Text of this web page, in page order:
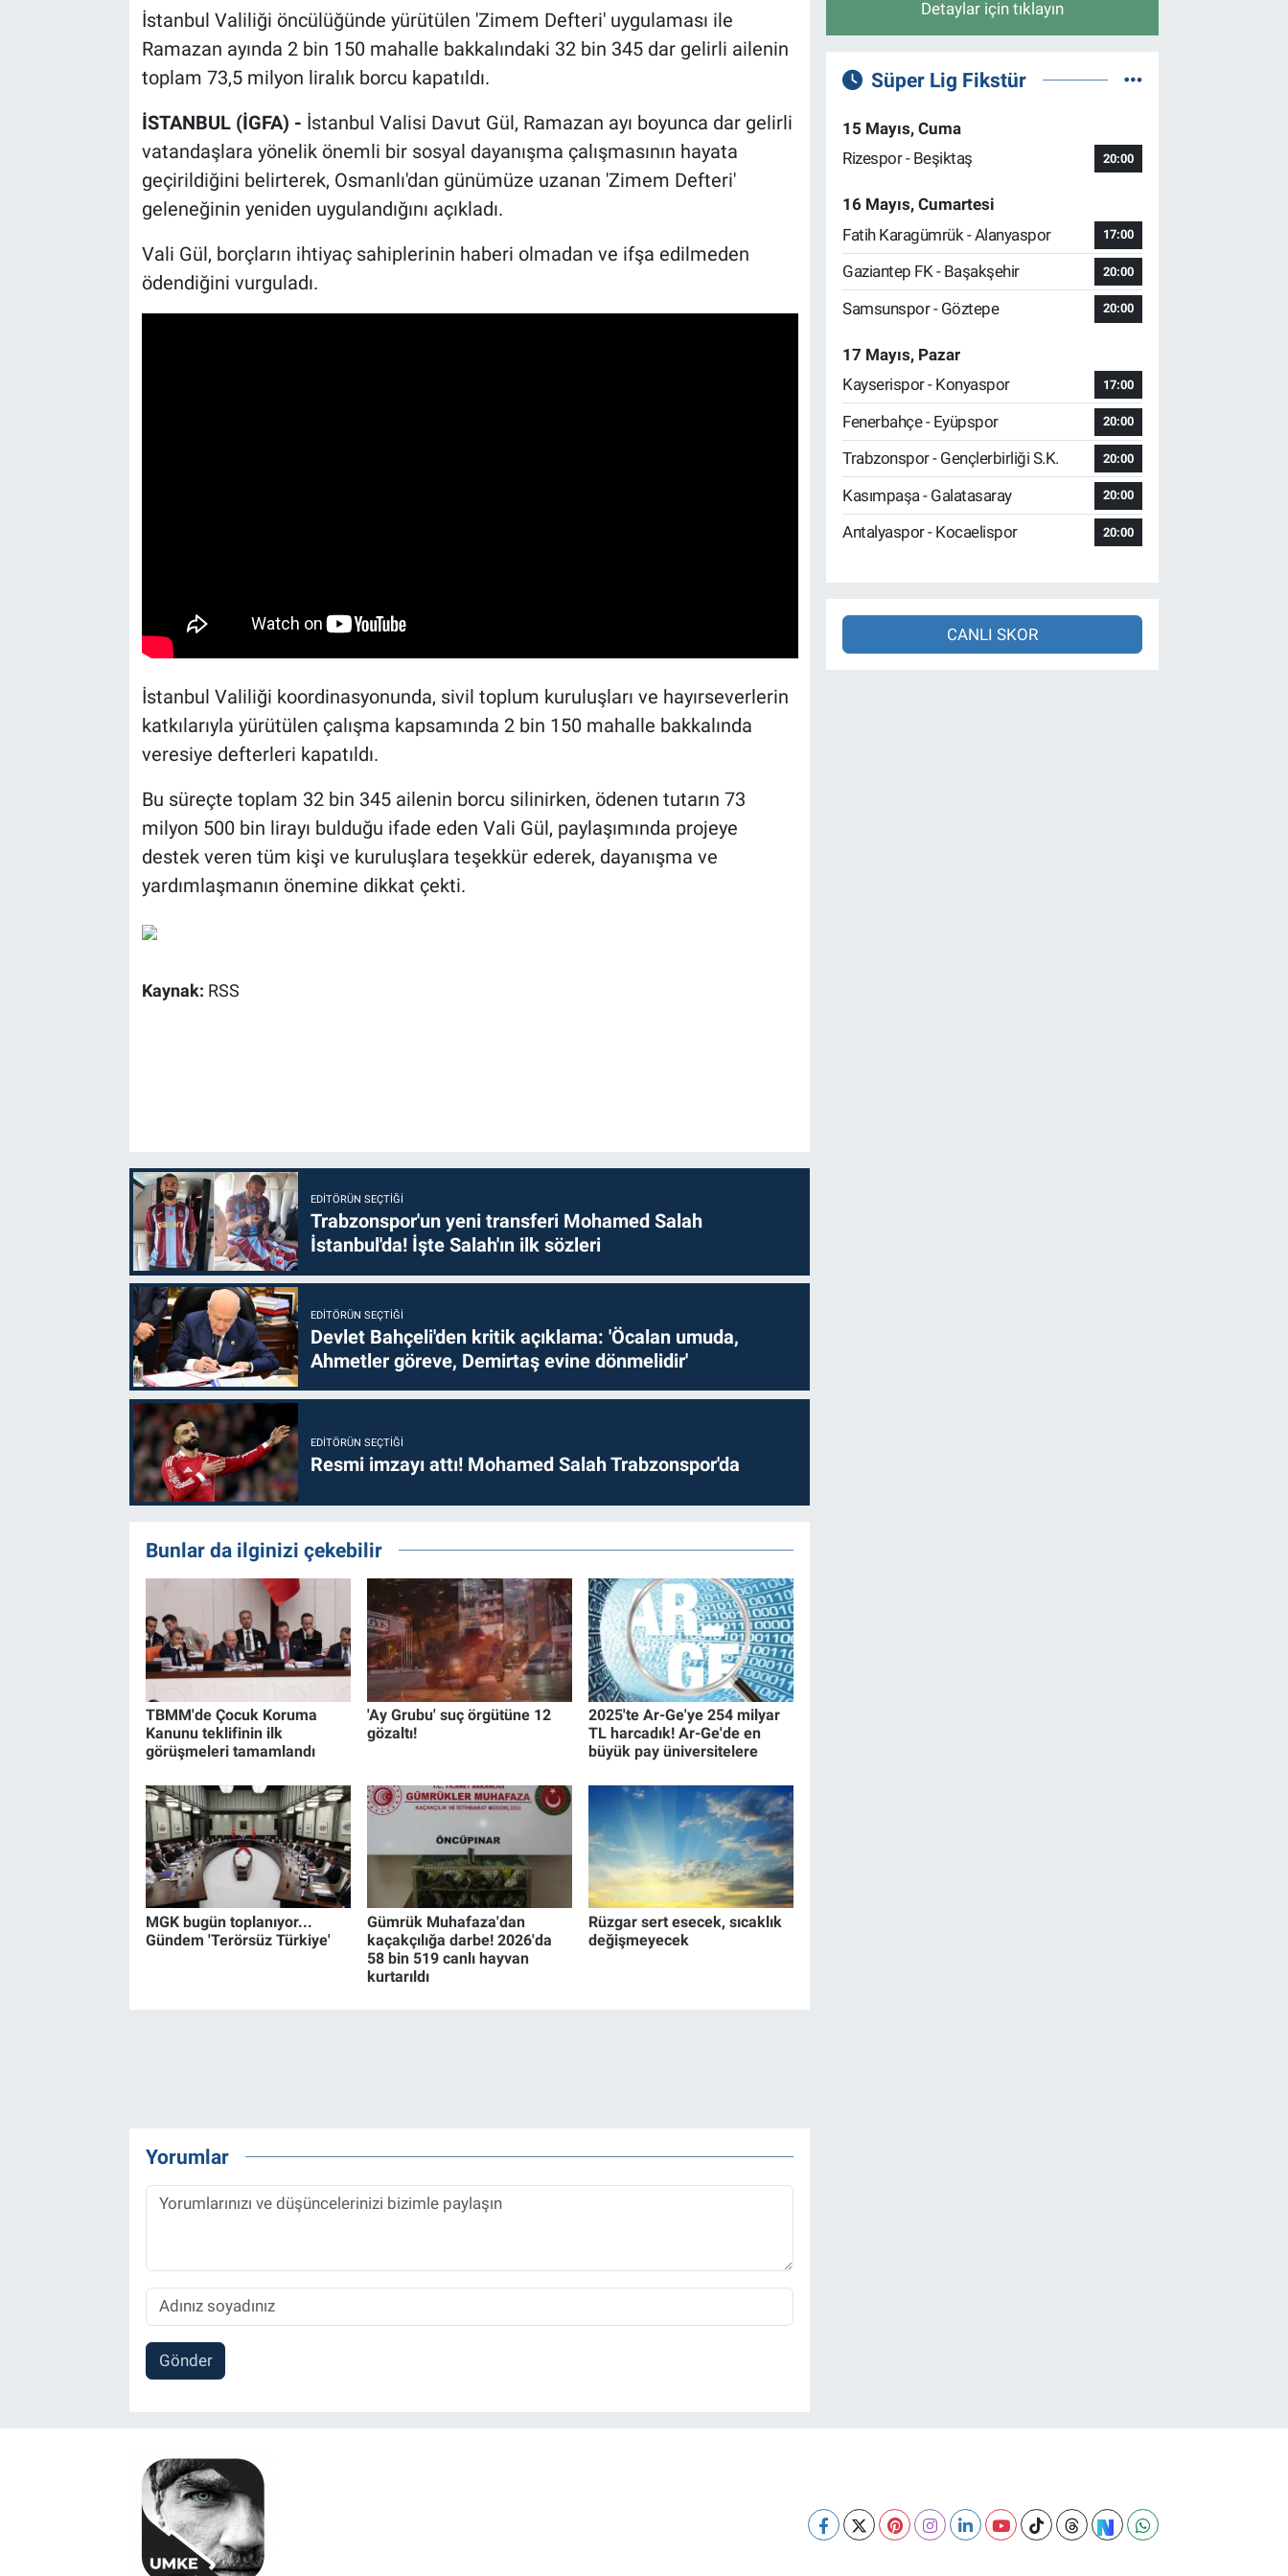
İstanbul Valiliği öncülüğünde yürütülen 'Zimem Defteri' uygulaması ile
Ramazan ayında 2 bin 150 mahalle bakkalındaki 32 bin 345 dar gelirli ailenin
toplam 73,5 milyon liralık borcu kapatıldı.
İSTANBUL (İGFA) - İstanbul Valisi Davut Gül, Ramazan ayı boyunca dar gelirli
vatandaşlara yönelik önemli bir sosyal dayanışma çalışmasının hayata
geçirildiğini belirterek, Osmanlı'dan günümüze uzanan 'Zimem Defteri'
geleneğinin yeniden uygulandığını açıkladı.
Vali Gül, borçların ihtiyaç sahiplerinin haberi olmadan ve ifşa edilmeden
ödendiğini vurguladı.
İstanbul Valiliği koordinasyonunda, sivil toplum kuruluşları ve hayırseverlerin
katkılarıyla yürütülen çalışma kapsamında 2 bin 150 mahalle bakkalında
veresiye defterleri kapatıldı.
Bu süreçte toplam 32 bin 345 ailenin borcu silinirken, ödenen tutarın 73
milyon 500 bin lirayı bulduğu ifade eden Vali Gül, paylaşımında projeye
destek veren tüm kişi ve kuruluşlara teşekkür ederek, dayanışma ve
yardımlaşmanın önemine dikkat çekti.
Kaynak: RSS
EDITÖRÜN SEÇTIĞI
Trabzonspor'un yeni transferi Mohamed Salah
İstanbul'da! İşte Salah'ın ilk sözleri
EDITÖRÜN SEÇTIĞI
Devlet Bahçeli'den kritik açıklama: 'Öcalan umuda,
Ahmetler göreve, Demirtaş evine dönmelidir'
EDITÖRÜN SEÇTIĞI
Resmi imzayı attı! Mohamed Salah Trabzonspor'da
Bunlar da ilginizi çekebilir
TBMM'de Çocuk Koruma
Kanunu teklifinin ilk
görüşmeleri tamamlandı
'Ay Grubu' suç örgütüne 12
gözaltı!
2025'te Ar-Ge'ye 254 milyar
TL harcadık! Ar-Ge'de en
büyük pay üniversitelere
MGK bugün toplanıyor...
Gündem 'Terörsüz Türkiye'
Gümrük Muhafaza'dan
kaçakçılığa darbe! 2026'da
58 bin 519 canlı hayvan
kurtarıldı
Rüzgar sert esecek, sıcaklık
değişmeyecek
Yorumlar
Gönder
Detaylar için tıklayın
Süper Lig Fikstür
15 Mayıs, Cuma
Rizespor - Beşiktaş
20:00
16 Mayıs, Cumartesi
Fatih Karagümrük - Alanyaspor
17:00
Gaziantep FK - Başakşehir 20:00
Samsunspor - Göztepe 20:00
17 Mayıs, Pazar
Kayserispor - Konyaspor
17:00
Fenerbahçe - Eyüpspor 20:00
Trabzonspor - Gençlerbirliği S.K. 20:00
Kasımpaşa - Galatasaray 20:00
Antalyaspor - Kocaelispor 20:00
CANLI SKOR